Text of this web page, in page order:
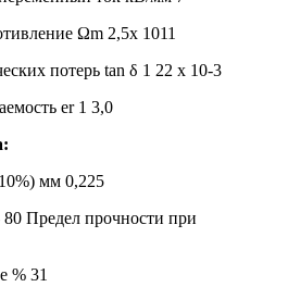
Ωm 2,5x 1011
потерь tan δ 1 22 x 10-3
er 1 3,0
мм 0,225
Предел прочности при
% 31